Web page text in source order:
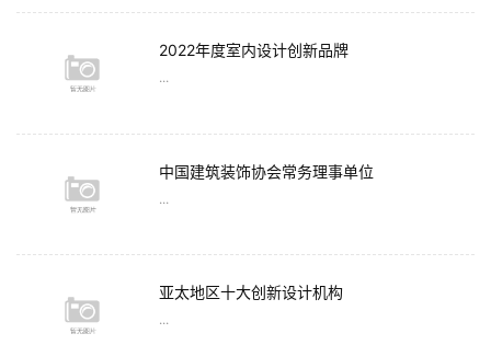
2022年度室内设计创新品牌
...
中国建筑装饰协会常务理事单位
...
亚太地区十大创新设计机构
...